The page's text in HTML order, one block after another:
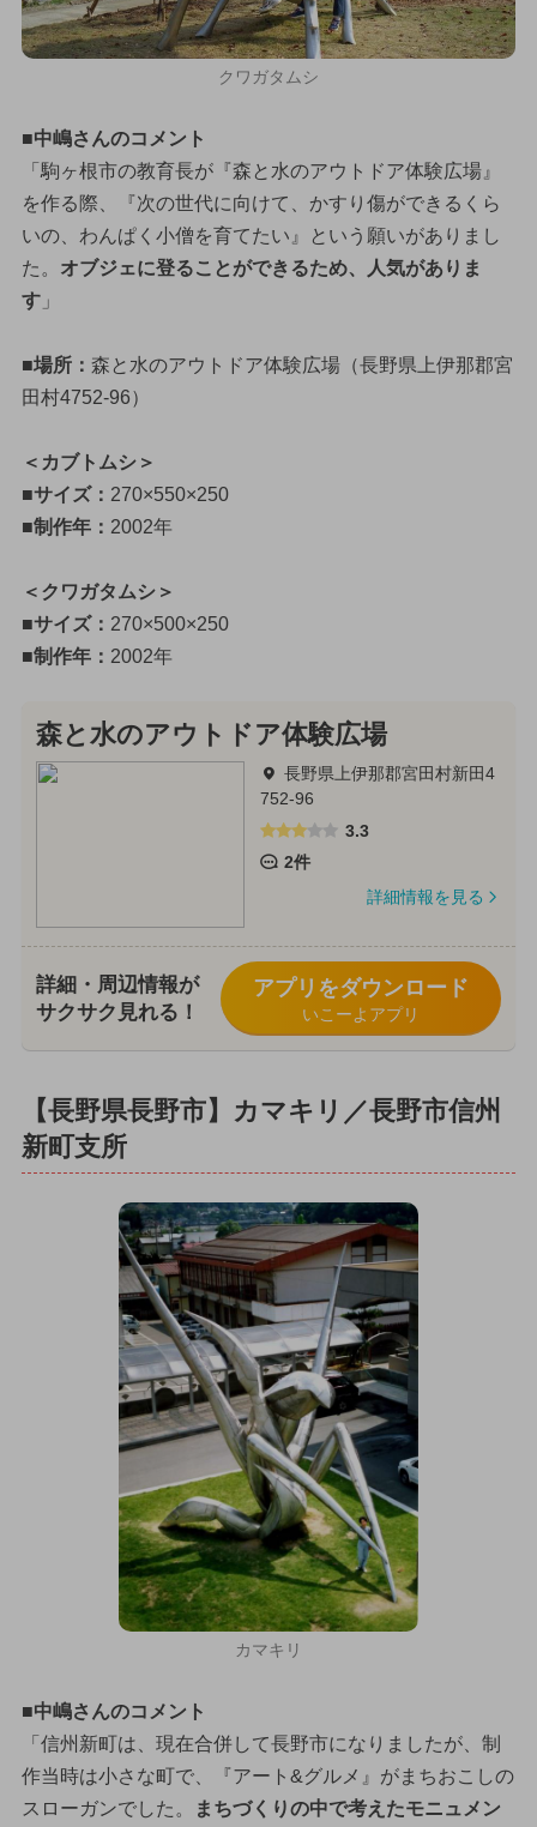
クワガタムシ
■中嶋さんのコメント
「駒ヶ根市の教育長が『森と水のアウトドア体験広場』
を作る際、『次の世代に向けて、かすり傷ができるくら
いの、わんぱく小僧を育てたい』という願いがありまし
た。 オブジェに登ることができるため、人気がありま
す」
■場所： 森と水のアウトドア体験広場（長野県上伊那郡宮
田村4752-96）
＜カブトムシ＞
■サイズ： 270×550×250
■制作年： 2002年
＜クワガタムシ＞
■サイズ： 270×500×250
■制作年： 2002年
森と水のアウトドア体験広場
長野県上伊那郡宮田村新田4
752-96
3.3
2件
詳細情報を見る
詳細・周辺情報が
サクサク見れる！
アプリをダウンロード
いこーよアプリ
【長野県長野市】カマキリ／長野市信州
新町支所
カマキリ
■中嶋さんのコメント
「信州新町は、現在合併して長野市になりましたが、制
作当時は小さな町で、『アート&グルメ』がまちおこしの
スローガンでした。
まちづくりの中で考えたモニュメン